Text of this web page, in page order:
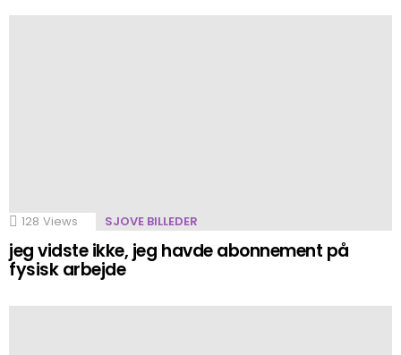
128 Views SJOVE BILLEDER
jeg vidste ikke, jeg havde abonnement på
fysisk arbejde